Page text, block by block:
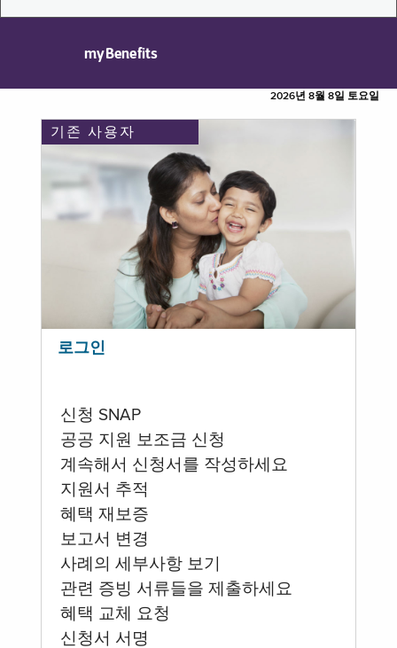
myBenefits
2026년 8월 8일 토요일
기존 사용자
로그인
신청 SNAP
공공 지원 보조금 신청
계속해서 신청서를 작성하세요
지원서 추적
혜택 재보증
보고서 변경
사례의 세부사항 보기
관련 증빙 서류들을 제출하세요
혜택 교체 요청
신청서 서명